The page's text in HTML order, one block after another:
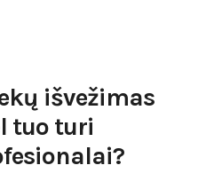
išvežimas
tuo turi